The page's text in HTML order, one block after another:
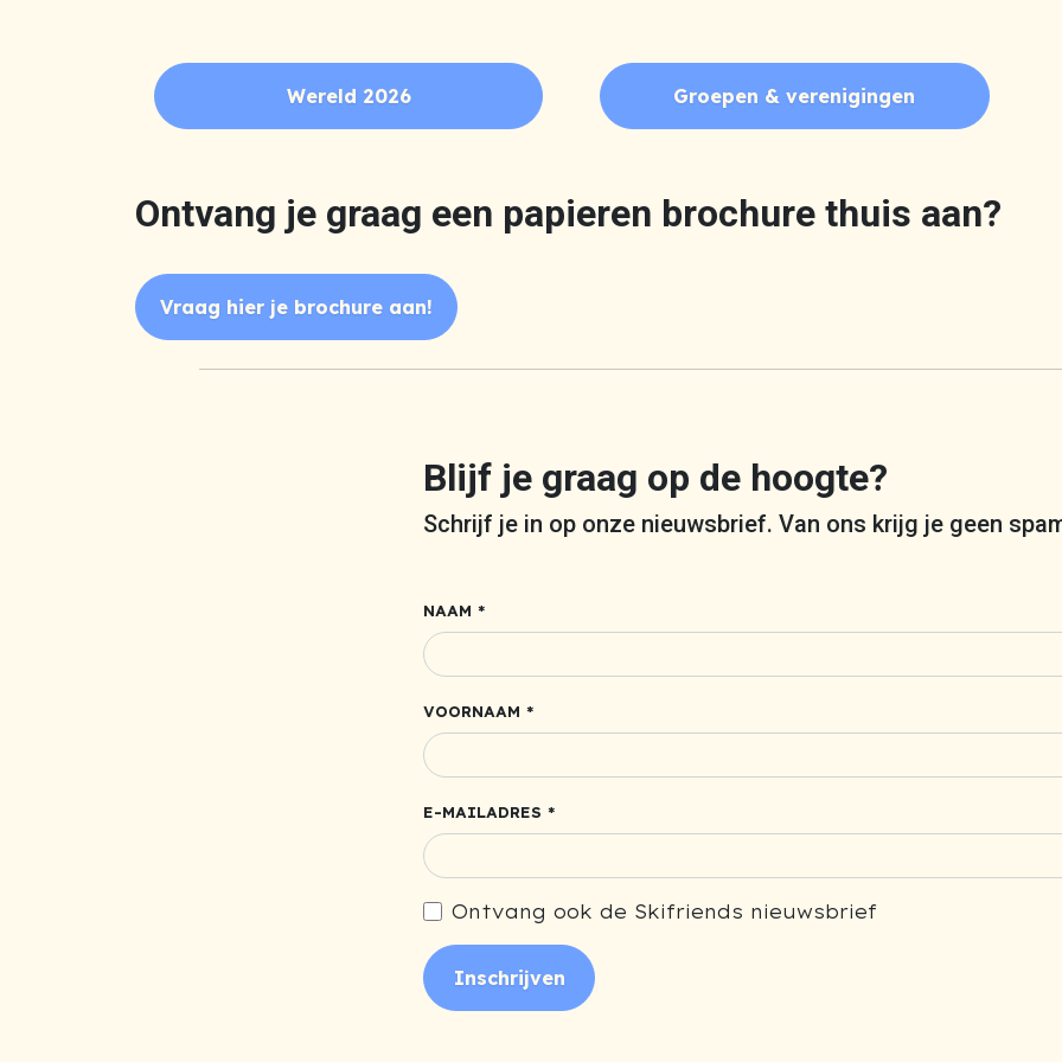
Wereld 2026 Groepen & verenigingen
Ontvang je graag een papieren brochure thuis aan?
Vraag hier je brochure aan!
Blijf je graag op de hoogte?
Schrijf je in op onze nieuwsbrief. Van ons krijg je geen
NAAM *
VOORNAAM *
E-MAILADRES *
Ontvang ook de Skifriends nieuwsbrief
Inschrijven